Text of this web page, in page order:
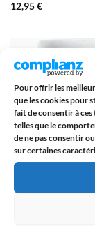
Pour offrir les
que les cookies pour
fait de consentir à
telles que le
de ne pas consentir
sur certaines
12,95€